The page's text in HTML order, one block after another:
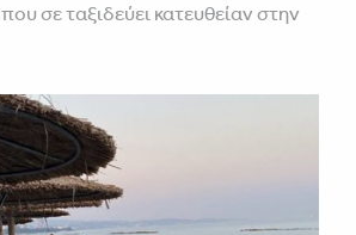
σε ταξιδεύει κατευθείαν στην